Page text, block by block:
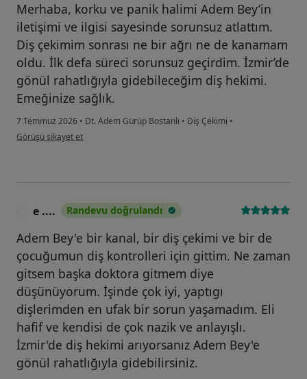
Merhaba, korku ve panik halimi Adem Bey’in
iletişimi ve ilgisi sayesinde sorunsuz atlattım.
Diş çekimim sonrası ne bir ağrı ne de kanamam
oldu. İlk defa süreci sorunsuz geçirdim. İzmir’de
gönül rahatlığıyla gidebileceğim diş hekimi.
Emeğinize sağlık.
7 Temmuz 2026 • Dt. Adem Gürüp Bostanlı • Diş Çekimi •
kullanıcının görüşüne göre f....b
Görüşü şikayet et
e .... Randevu doğrulandı
Adem Bey'e bir kanal, bir diş çekimi ve bir de
çocuğumun diş kontrolleri için gittim. Ne zaman
gitsem başka doktora gitmem diye
düşünüyorum. İşinde çok iyi, yaptıgı
dişlerimden en ufak bir sorun yaşamadım. Eli
hafif ve kendisi de çok nazik ve anlayışlı.
İzmir'de diş hekimi arıyorsanız Adem Bey'e
gönül rahatlığıyla gidebilirsiniz.